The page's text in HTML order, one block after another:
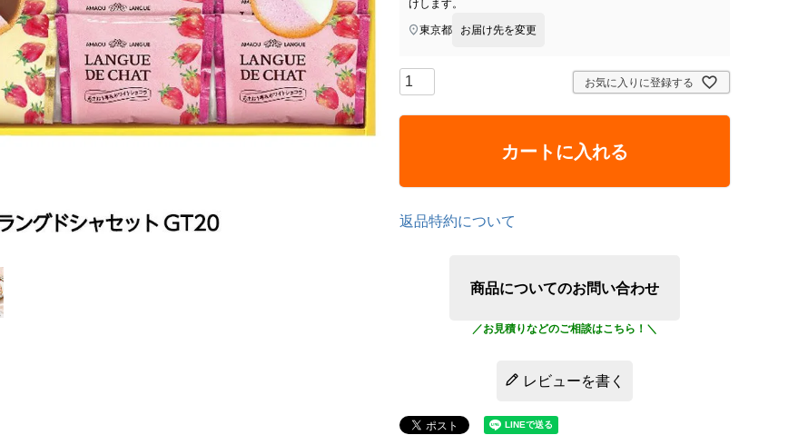
けします。
東京都 お届け先を変更
お気に入りに登録する
カートに入れる
返品特約について
商品についてのお問い合わせ
レビューを書く